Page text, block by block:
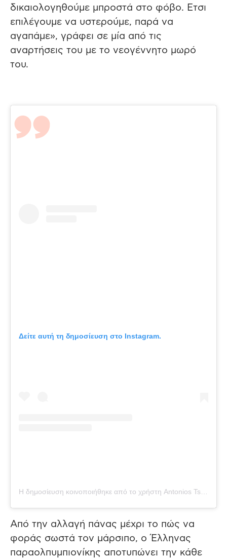
δικαιολογηθούμε μπροστά στο φόβο. Ετσι
επιλέγουμε να υστερούμε, παρά να
αγαπάμε», γράφει σε μία από τις
αναρτήσεις του με το νεογέννητο μωρό
του.
Δείτε αυτή τη δημοσίευση στο Instagram.
Από την αλλαγή πάνας μέχρι το πώς να
φοράς σωστά τον μάρσιπο, ο Έλληνας
παραολπυμπιονίκης αποτυπώνει την κάθε